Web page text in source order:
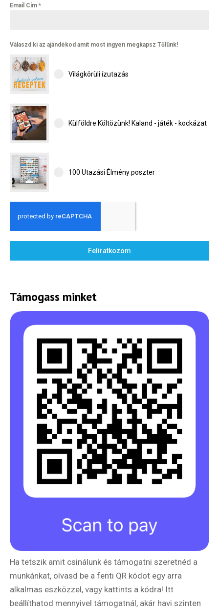
Email Cím *
Válaszd ki az ajándékod amit most ingyen megkapsz Tőlünk!
Világkörüli ízutazás
Külföldre Költözünk! Kaland - játék - kockázat
100 Utazási Élmény poszter
Feliratkozom
Támogass minket
Ha tetszik amit csinálunk és támogatni szeretnéd a
munkánkat, olvasd be a fenti QR kódot egy arra
alkalmas eszközzel, vagy kattints a kódra! Itt
beállíthatod mennyivel támogatnál, akár havi szinten